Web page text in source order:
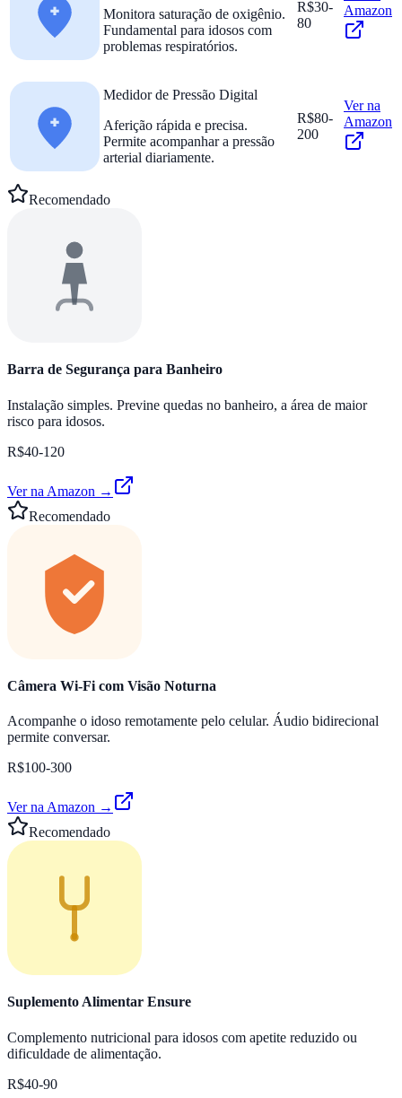
Monitora saturação de oxigênio.
Fundamental para idosos com
problemas respiratórios.
R$30-
80
Amazon
Medidor de Pressão Digital
Aferição rápida e precisa.
Permite acompanhar a pressão
arterial diariamente.
R$80-
200
Ver na
Amazon
Recomendado
Barra de Segurança para Banheiro
Instalação simples. Previne quedas no banheiro, a área de maior
risco para idosos.
R$40-120
Ver na Amazon →
Recomendado
Câmera Wi-Fi com Visão Noturna
Acompanhe o idoso remotamente pelo celular. Áudio bidirecional
permite conversar.
R$100-300
Ver na Amazon →
Recomendado
Suplemento Alimentar Ensure
Complemento nutricional para idosos com apetite reduzido ou
dificuldade de alimentação.
R$40-90